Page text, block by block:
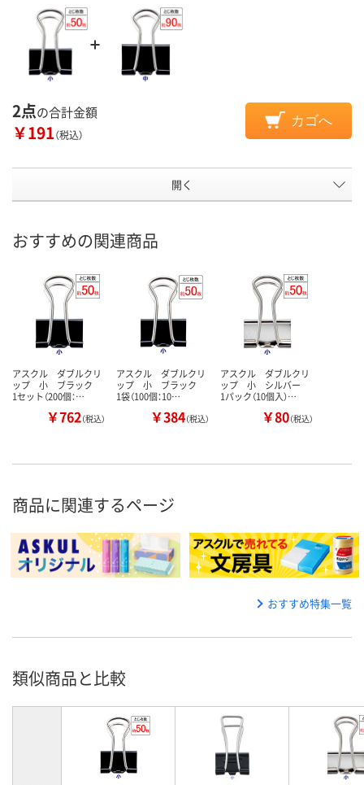
2点の合計金額
￥191（税込）
カゴへ
開く
おすすめの関連商品
アスクル ダブルクリ
ップ 小 ブラック
1セット（200個：…
￥762（税込）
アスクル ダブルクリ
ップ 小 ブラック
1袋（100個：10…
￥384（税込）
アスクル ダブルクリ
ップ 小 シルバー
1パック（10個入）…
￥80（税込）
商品に関連するページ
おすすめ特集一覧
類似商品と比較